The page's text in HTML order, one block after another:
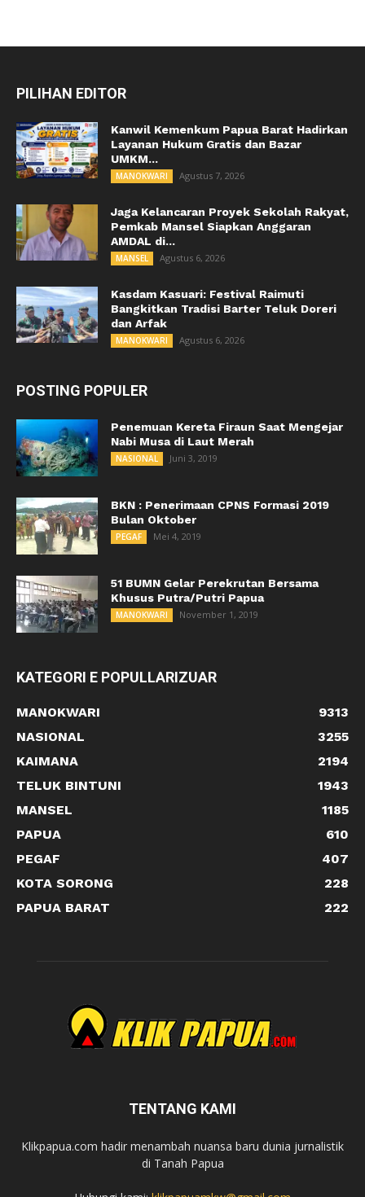
PILIHAN EDITOR
Kanwil Kemenkum Papua Barat Hadirkan
Layanan Hukum Gratis dan Bazar
UMKM...
MANOKWARI Agustus 7, 2026
Jaga Kelancaran Proyek Sekolah Rakyat,
Pemkab Mansel Siapkan Anggaran
AMDAL di...
MANSEL Agustus 6, 2026
Kasdam Kasuari: Festival Raimuti
Bangkitkan Tradisi Barter Teluk Doreri
dan Arfak
MANOKWARI Agustus 6, 2026
POSTING POPULER
Penemuan Kereta Firaun Saat Mengejar
Nabi Musa di Laut Merah
NASIONAL Juni 3, 2019
BKN : Penerimaan CPNS Formasi 2019
Bulan Oktober
PEGAF Mei 4, 2019
51 BUMN Gelar Perekrutan Bersama
Khusus Putra/Putri Papua
MANOKWARI November 1, 2019
KATEGORI E POPULLARIZUAR
MANOKWARI
9313
NASIONAL
3255
KAIMANA
2194
TELUK BINTUNI
1943
MANSEL
1185
PAPUA
610
PEGAF
407
KOTA SORONG
228
PAPUA BARAT
222
TENTANG KAMI
Klikpapua.com hadir menambah nuansa baru dunia jurnalistik
di Tanah Papua